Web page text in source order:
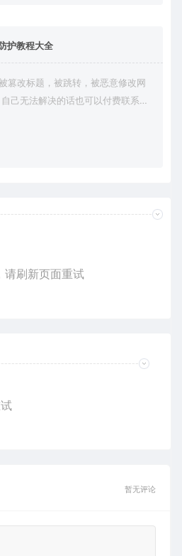
护教程大全
篡改标题，被跳转，被恶意修改网
己无法解决的话也可以付费联系站
请刷新页面重试
暂无评论